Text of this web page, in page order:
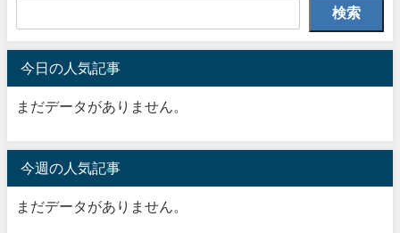
検索
今日の人気記事
まだデータがありません。
今週の人気記事
まだデータがありません。